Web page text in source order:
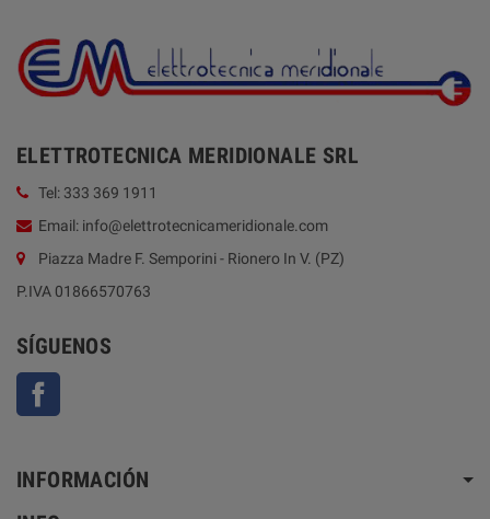
ELETTROTECNICA MERIDIONALE SRL
Tel: 333 369 1911
Email: info@elettrotecnicameridionale.com
Piazza Madre F. Semporini - Rionero In V. (PZ)
P.IVA 01866570763
SÍGUENOS
INFORMACIÓN